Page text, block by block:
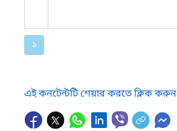
১
এই কনটেন্টটি শেয়ার করতে ক্লিক করুন